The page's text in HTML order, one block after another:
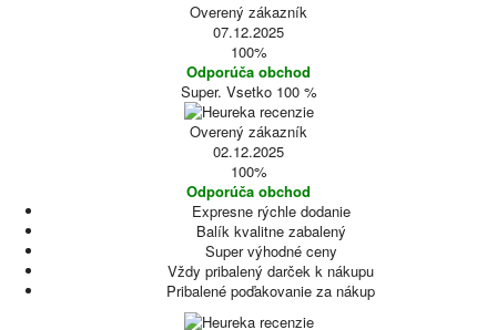
Overený zákazník
07.12.2025
100%
Odporúča obchod
Super. Vsetko 100 %
Overený zákazník
02.12.2025
100%
Odporúča obchod
Expresne rýchle dodanie
Balík kvalitne zabalený
Super výhodné ceny
Vždy pribalený darček k nákupu
Pribalené poďakovanie za nákup